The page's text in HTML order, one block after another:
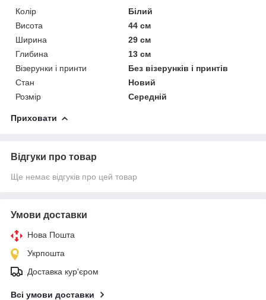
Колір
Білий
Висота
44 см
Ширина
29 см
Глибина
13 см
Візерунки і принти
Без візерунків і принтів
Стан
Новий
Розмір
Середній
Приховати
Відгуки про товар
Ще немає відгуків про цей товар
Умови доставки
Нова Пошта
Укрпошта
Доставка кур'єром
Всі умови доставки